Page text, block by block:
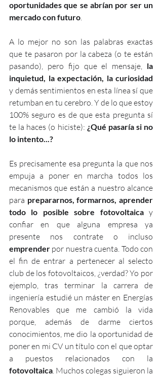
oportunidades que se abrían por ser un
mercado con futuro
A lo mejor no son las palabras exactas
que te pasaron por la cabeza (o te están
pasando), pero fijo que el mensaje,
la
inquietud, la expectación, la curiosidad
y demás sentimientos en esta línea sí que
retumban en tu cerebro. Y de lo que estoy
100% seguro es de que esta pregunta sí
te la haces (o hiciste): ¿Qué pasaría si no
lo intento...?
Es precisamente esa pregunta la que nos
empuja a poner en marcha todos los
mecanismos que están a nuestro alcance
para prepararnos, formarnos, aprender
todo lo posible sobre fotovoltaica y
confiar en que alguna empresa ya
emprender por nuestra cuenta. Todo con
el fin de entrar a pertenecer al selecto
club de los fotovoltaicos, ¿verdad? Yo por
ejemplo, tras terminar la carrera de
ingeniería estudié un máster en Energías
Renovables que me cambió la vida
porque, además de darme ciertos
conocimientos, me dio la oportunidad de
poner en mi CV un título con el que optar
fotovoltaica . Muchos colegas siguieron la